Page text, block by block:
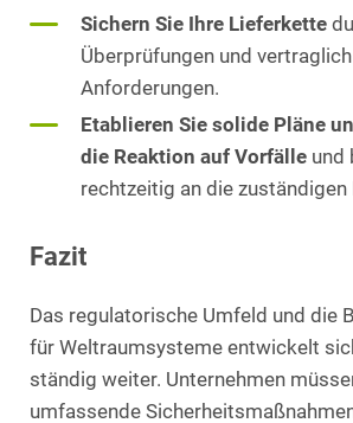
Sichern Sie Ihre Lieferkette
Überprüfungen und
Anforderungen.
Etablieren Sie solide Pläne
die Reaktion auf Vorfälle und
rechtzeitig an die zuständigen
Fazit
Das regulatorische Umfeld und die
für Weltraumsysteme entwickelt
ständig weiter. Unternehmen
umfassende